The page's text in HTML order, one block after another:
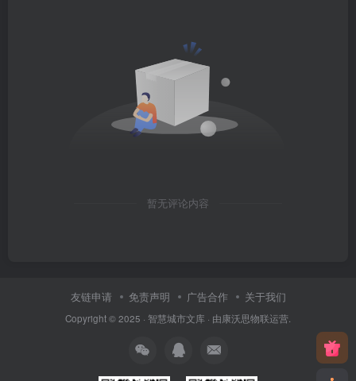
暂无评论内容
友链申请 免责声明 广告合作 关于我们
Copyright © 2025 · 智慧城市文库 · 由康沃思物联运营.